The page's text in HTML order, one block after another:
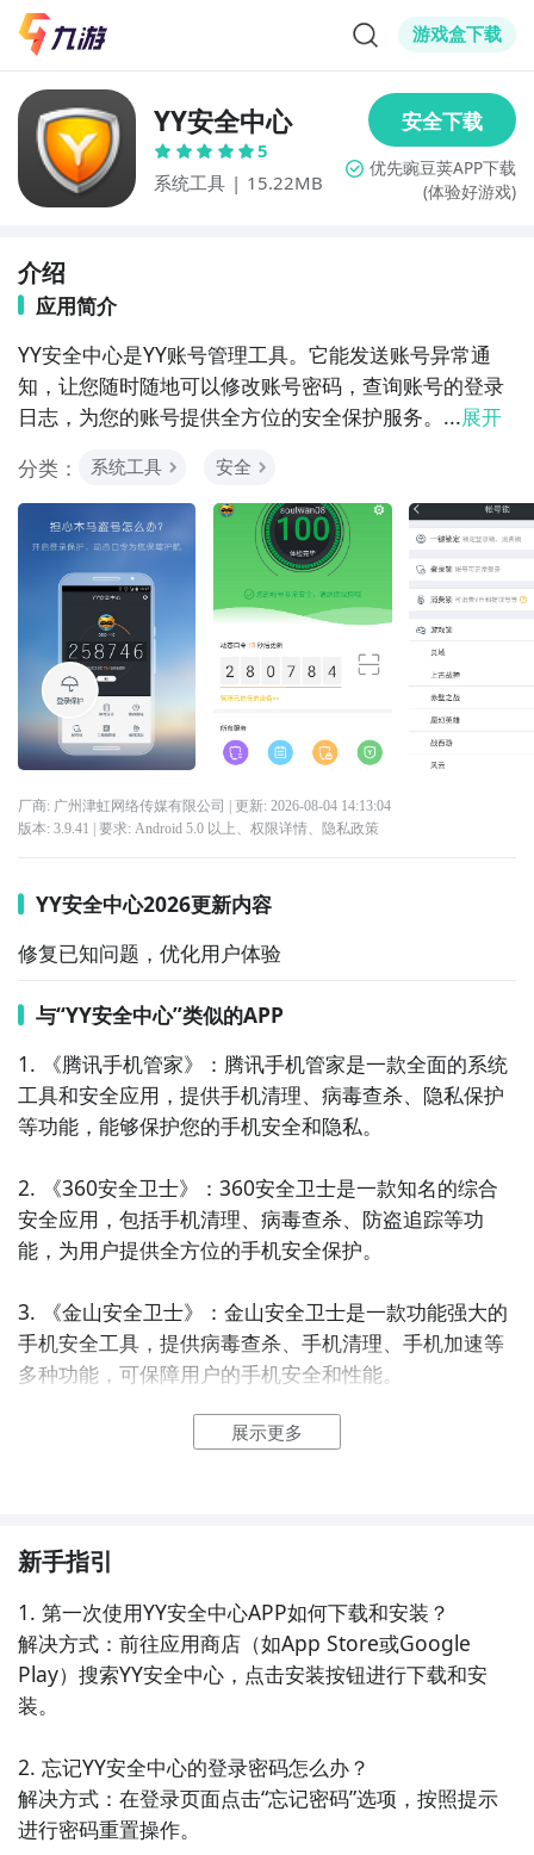
游戏盒下载
YY安全中心
5
系统工具 | 15.22MB (体验好游戏)
介绍
应用简介
YY安全中心是YY账号管理工具。它能发送账号异常通
知，让您随时随地可以修改账号密码，查询账号的登录
日志，为您的账号提供全方位的安全保护服务。...展开
分类：
系统工具 安全
厂商: 广州津虹网络传媒有限公司 | 更新: 2026-08-04 14:13:04
版本: 3.9.41 | 要求: Android 5.0 以上、 权限详情、 隐私政策
YY安全中心2026更新内容
修复已知问题，优化用户体验
与“YY安全中心”类似的APP
1. 《腾讯手机管家》：腾讯手机管家是一款全面的系统
工具和安全应用，提供手机清理、病毒查杀、隐私保护
等功能，能够保护您的手机安全和隐私。
2. 《360安全卫士》：360安全卫士是一款知名的综合
安全应用，包括手机清理、病毒查杀、防盗追踪等功
能，为用户提供全方位的手机安全保护。
3. 《金山安全卫士》：金山安全卫士是一款功能强大的
手机安全工具，提供病毒查杀、手机清理、手机加速等
多种功能，可保障用户的手机安全和性能。
4. 《蜻蜓安全助手》：蜻蜓安全助手是一款专业的手机
5. 《360手机卫士》：360手机卫士是一款全能的手机
能，保障用户的手机安全和隐私。
6. 《安全卫士》：安全卫士是一款简洁实用的手机安全
工具，提供病毒查杀、手机清理、防盗追踪等功能，保
7. 《瑞星安全助手》：瑞星安全助手是一款专业的手机
安全应用，提供病毒查杀、手机清理、隐私保护等功
展示更多
新手指引
1. 第一次使用YY安全中心APP如何下载和安装？
解决方式：前往应用商店（如App Store或Google
Play）搜索YY安全中心，点击安装按钮进行下载和安
装。
2. 忘记YY安全中心的登录密码怎么办？
解决方式：在登录页面点击“忘记密码”选项，按照提示
进行密码重置操作。